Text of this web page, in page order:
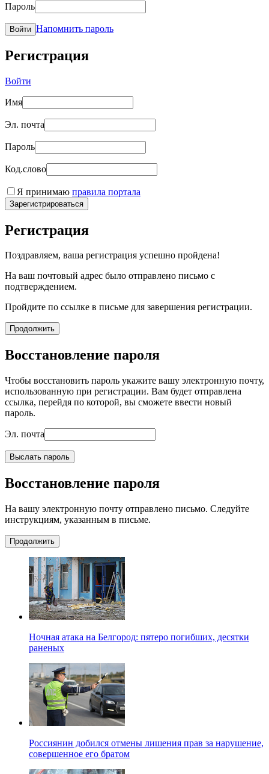
Пароль
Войти Напомнить пароль
Регистрация
Войти
Имя
Эл. почта
Пароль
Код.слово
Я принимаю правила портала
Зарегистрироваться
Регистрация
Поздравляем, ваша регистрация успешно пройдена!
На ваш почтовый адрес было отправлено письмо с
подтверждением.
Пройдите по ссылке в письме для завершения регистрации.
Продолжить
Восстановление пароля
Чтобы восстановить пароль укажите вашу электронную почту,
использованную при регистрации. Вам будет отправлена
ссылка, перейдя по которой, вы сможете ввести новый
пароль.
Эл. почта
Выслать пароль
Восстановление пароля
На вашу электронную почту отправлено письмо. Следуйте
инструкциям, указанным в письме.
Продолжить
Ночная атака на Белгород: пятеро погибших, десятки
раненых
Россиянин добился отмены лишения прав за нарушение,
совершенное его братом